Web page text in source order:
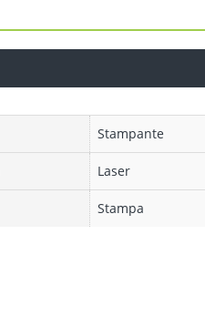
Stampante
Laser
Stampa